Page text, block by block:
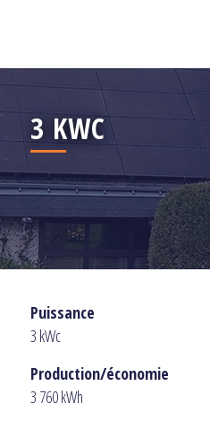
3 KWC
Puissance
3 kWc
Production/économie
3 760 kWh